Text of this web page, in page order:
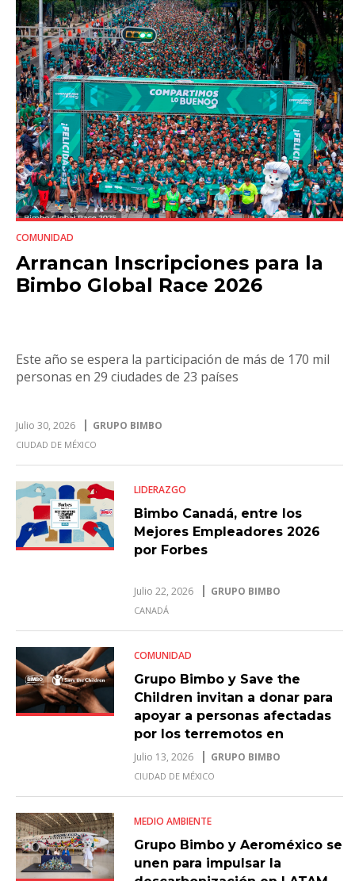
COMUNIDAD
Arrancan Inscripciones para la
Bimbo Global Race 2026
Este año se espera la participación de más de 170 mil
personas en 29 ciudades de 23 países
Julio 30, 2026 GRUPO BIMBO
CIUDAD DE MÉXICO
LIDERAZGO
Bimbo Canadá, entre los
Mejores Empleadores 2026
por Forbes
Julio 22, 2026 GRUPO BIMBO
CANADÁ
COMUNIDAD
Grupo Bimbo y Save the
Children invitan a donar para
apoyar a personas afectadas
por los terremotos en
Venezuela
Julio 13, 2026 GRUPO BIMBO
CIUDAD DE MÉXICO
MEDIO AMBIENTE
Grupo Bimbo y Aeroméxico se
unen para impulsar la